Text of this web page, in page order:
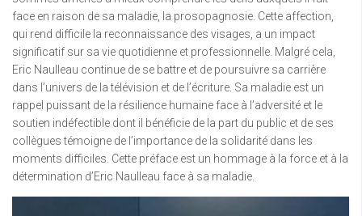
face en raison de sa maladie, la prosopagnosie. Cette affection,
qui rend difficile la reconnaissance des visages, a un impact
significatif sur sa vie quotidienne et professionnelle. Malgré cela,
Eric Naulleau continue de se battre et de poursuivre sa carrière
dans l’univers de la télévision et de l’écriture. Sa maladie est un
rappel puissant de la résilience humaine face à l’adversité et le
soutien indéfectible dont il bénéficie de la part du public et de ses
collègues témoigne de l’importance de la solidarité dans les
moments difficiles. Cette préface est un hommage à la force et à la
détermination d’Eric Naulleau face à sa maladie.